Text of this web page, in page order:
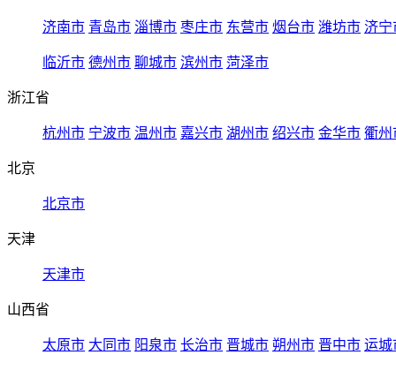
济南市 青岛市 淄博市 枣庄市 东营市 烟台市 潍坊市 济宁
临沂市 德州市 聊城市 滨州市 菏泽市
浙江省
杭州市 宁波市 温州市 嘉兴市 湖州市 绍兴市 金华市 衢州
北京
北京市
天津
天津市
山西省
太原市 大同市 阳泉市 长治市 晋城市 朔州市 晋中市 运城